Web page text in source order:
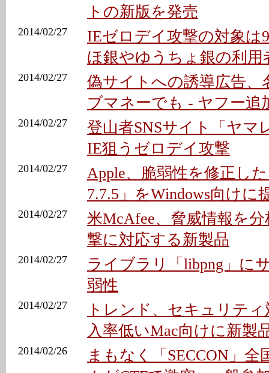
トの新版を発売
2014/02/27
IEゼロデイ攻撃の対象は
ほ銀やゆうちょ銀の利用
2014/02/27
偽サイトへの誘導広告、
ブマネーでも - ヤフー追
2014/02/27
登山者SNSサイト「ヤマ
IE狙うゼロデイ攻撃
2014/02/27
Apple、脆弱性を修正し
7.7.5」をWindows向けに
2014/02/27
米McAfee、脅威情報を
撃に対応する新製品
2014/02/27
ライブラリ「libpng」に
弱性
2014/02/27
トレンド、セキュリテ
入率低いMac向けに新製
2014/02/26
まもなく「SECCON」全